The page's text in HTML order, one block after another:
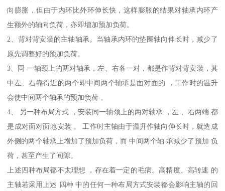
向膨胀，但由于内环比外环伸长快，这样膨胀的结果对轴承内环产
生额外的轴向负荷，亦即增加预加负荷。
2、背对背安装的主轴轴承。当轴承内环的垫圈轴向伸长时，减少了
原先调整好的预加负荷。
3、同 一轴颈上的两对轴承，左、右各一对，都是作背对背安装，其
中左、右靠得近的两个即中间两个轴承是面对面的 ，工作时的温升
会使中间两个轴承的预加负荷 。
4、 另一种布局方式 ，安装同一轴颈上的两对轴承 ，左 、右两端 都
是成对面对面地安装 。 工作时主轴由于温升作轴向伸长时，就造成
外侧的两个轴承上增加了预加负荷，而 中间两个轴 承减少了预加 负
荷，甚至产生了间隙。
上述四种布局都不太理想 ，存在着一定的毛病。高精度、高转速 的
主轴若采用上述 四种 中的任何一种布局方式安装都会影响主轴的回